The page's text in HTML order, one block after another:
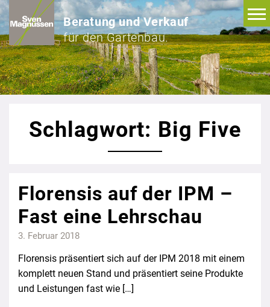
Beratung und Verkauf
für den Gartenbau.
Schlagwort: Big Five
Florensis auf der IPM –
Fast eine Lehrschau
3. Februar 2018
Florensis präsentiert sich auf der IPM 2018 mit einem
komplett neuen Stand und präsentiert seine Produkte
und Leistungen fast wie […]